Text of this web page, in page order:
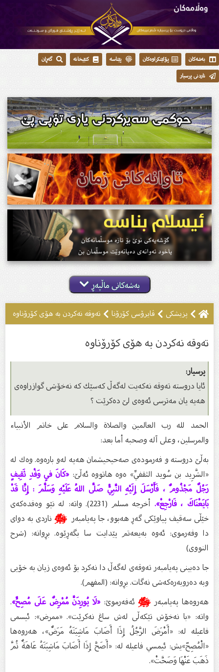
بەشەکان پۆلێنکراوەکان پێناسە کتێبخانە
گەڕان
ناردنی پرسیار
بەشەکانی ماڵپەڕ
پزیشکى ڤایرۆسی کۆرۆنا تەوقە نەکردن بە هۆى کۆرۆناوە
تەوقە نەکردن بە هۆى کۆرۆناوە
پرسیار:
ئایا دروسته ته‌وقه نه‌كه‌یت له‌گه‌ڵ كه‌سێك كه‌ نه‌خۆشی گوازراوه‌ی
هه‌یه‌ یان مه‌ترسی ئه‌وه‌ی لێ ده‌كرێت ؟
الحمد لله رب العالمین والصلاة والسلام علی خاتم الأنبياء
والمرسلين، وعلى آله وصحبه أما بعد:
به‌ڵێ دروسته‌ و فه‌رموده‌ی صه‌حیحیشمان هه‌یه‌ له‌و باره‌وه‌. وه‌ك له‌
«الشَّرِيد بن سُويد الثقفيِّ» ه‌وه‌ هاتووه‌ ئه‌ڵێ:«كَانَ فِي وَفْدِ ثَقِيفٍ
رَجُلٌ مَجْذُومٌ ، فَأَرْسَلَ إِلَيْهِ النَّبِيُّ صَلَّى اللهُ عَلَيْهِ وَسَلَّمَ : إِنَّا قَدْ
بَايَعْنَاكَ ، فَارْجِعْ».
أخرجه مسلم (2231). واته‌: له‌ نێو وه‌فده‌كه‌ی
خێڵی سه‌قیف پیاوێكی گه‌ڕ هه‌بوو، جا په‌یامبه‌رﷺناردی به‌ دوای
دا وفه‌رموی: ئه‌وه‌ به‌یعه‌تم پێدایت سا بگه‌ڕێوه‌. بڕوانه‌: (شرح
النووی)
جا ده‌بینی په‌یامبه‌ر ته‌وقه‌ی له‌گه‌ڵ دا نه‌كرد بۆ ئه‌وه‌ی زیان به‌ خۆیی
وبه‌ ده‌روبه‌ره‌كه‌شی نه‌گات. بڕوانه‌: (المفهم).
هه‌روه‌ها په‌یامبه‌رﷺئه‌فه‌رموێ:«لَا يُورِدَنَّ مُمْرِضٌ عَلَى مُصِحٍّ».
واته‌: «با نه‌خۆش تێكه‌ڵی له‌ش ساغ نه‌كرێت». «ممرض»: ئیسمی
فاعیله‌ له‌: «أَمْرَضَ الرَّجُلُ إِذَا أَصَابَ مَاشِيَتَهُ مَرَضٌ»، هه‌روه‌ها
«الْمُصِحّ»یش: ئیمسي فاعیله‌ له‌: «أَصَحَّ إِذَا أَصَابَ مَاشِيَتَهُ عَاهَةٌ ثُمَّ
ذَهَبَ عَنْهَا وَصَحَّتْ».